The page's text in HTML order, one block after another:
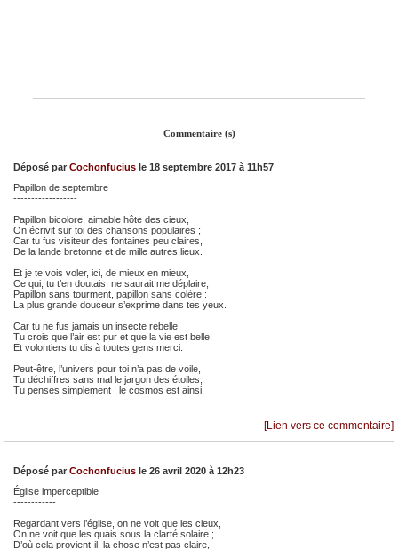
Commentaire (s)
Déposé par Cochonfucius le 18 septembre 2017 à 11h57
Papillon de septembre
------------------
Papillon bicolore, aimable hôte des cieux,
On écrivit sur toi des chansons populaires ;
Car tu fus visiteur des fontaines peu claires,
De la lande bretonne et de mille autres lieux.
Et je te vois voler, ici, de mieux en mieux,
Ce qui, tu t’en doutais, ne saurait me déplaire,
Papillon sans tourment, papillon sans colère :
La plus grande douceur s’exprime dans tes yeux.
Car tu ne fus jamais un insecte rebelle,
Tu crois que l’air est pur et que la vie est belle,
Et volontiers tu dis à toutes gens merci.
Peut-être, l’univers pour toi n’a pas de voile,
Tu déchiffres sans mal le jargon des étoiles,
Tu penses simplement : le cosmos est ainsi.
[Lien vers ce commentaire]
Déposé par Cochonfucius le 26 avril 2020 à 12h23
Église imperceptible
------------
Regardant vers l’église, on ne voit que les cieux,
On ne voit que les quais sous la clarté solaire ;
D’où cela provient-il, la chose n’est pas claire,